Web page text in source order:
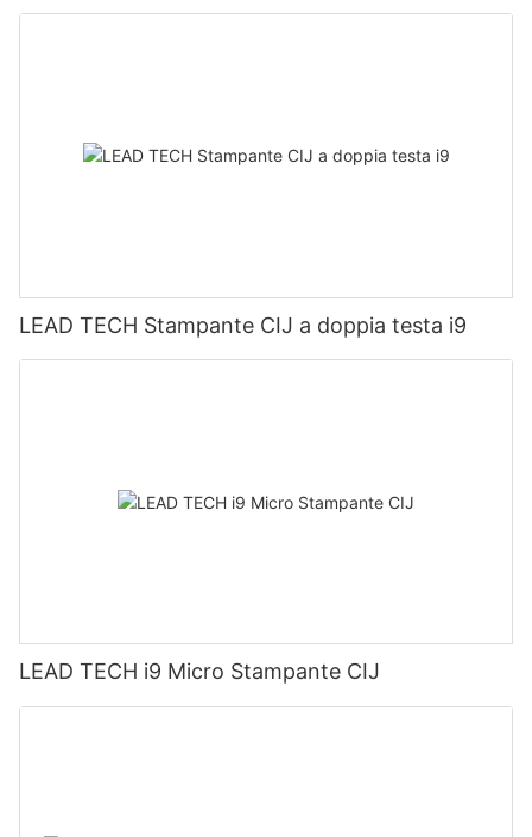
LEAD TECH Stampante CIJ a doppia testa i9
LEAD TECH i9 Micro Stampante CIJ